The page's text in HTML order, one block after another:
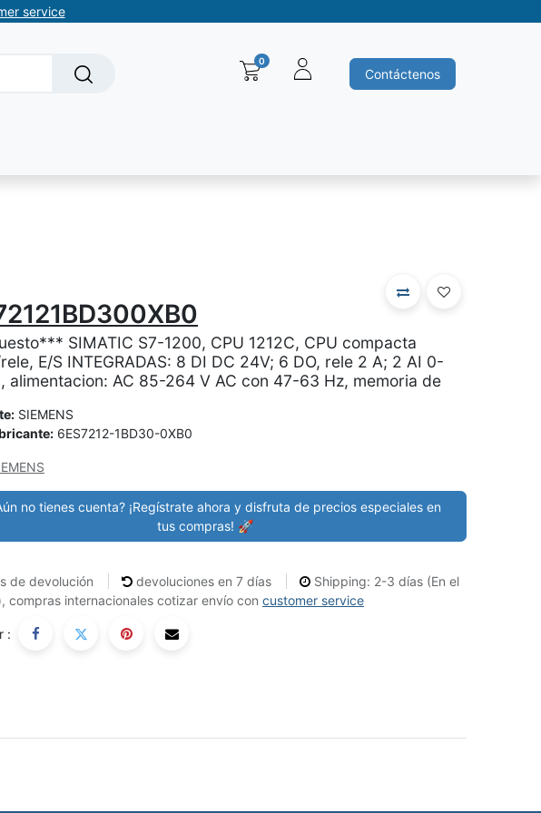
service
0
Contáctenos
SIMATIC S7-1200, CPU 1212C, CPU compacta
E/S INTEGRADAS: 8 DI DC 24V; 6 DO, rele 2 A; 2 AI 0-
alimentacion: AC 85-264 V AC con 47-63 Hz, memoria de
SIEMENS
6ES7212-1BD30-0XB0
no tienes cuenta? ¡Regístrate ahora y disfruta de precios especiales en
tus compras! 🚀
de devolución devoluciones en 7 días
Shipping: 2-3 días (En el
compras internacionales cotizar envío con customer service
: